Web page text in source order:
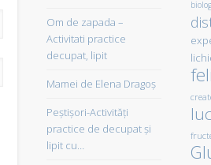
Om de zapada –
Activitati practice
decupat, lipit
Mamei de Elena Dragoş
Peştişori-Activităţi
practice de decupat şi
lipit cu…